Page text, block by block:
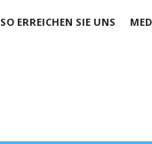
SO ERREICHEN SIE UNS